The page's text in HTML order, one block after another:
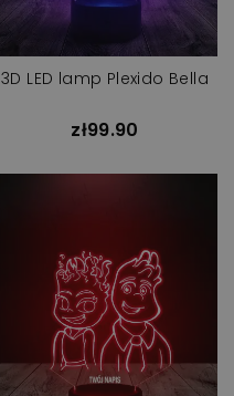
3D LED lamp Plexido Bella
zł99.90